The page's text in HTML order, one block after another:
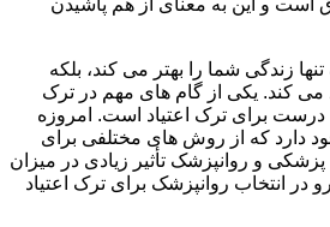
زندگی شما را بهتر می کند، بلکه
می کند. یکی از گام های مهم در ترک
درست برای ترک اعتیاد است. امروزه
دارد که از روش های مختلفی برای
و روانپزشک تأثیر زیادی در میزان
در انتخاب روانپزشک برای ترک اعتیاد